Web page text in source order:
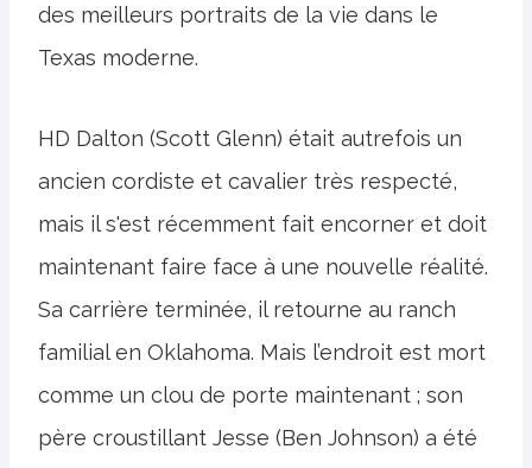
des meilleurs portraits de la vie dans le
Texas moderne.
HD Dalton (Scott Glenn) était autrefois un
ancien cordiste et cavalier très respecté,
mais il s'est récemment fait encorner et doit
maintenant faire face à une nouvelle réalité.
Sa carrière terminée, il retourne au ranch
familial en Oklahoma. Mais l’endroit est mort
comme un clou de porte maintenant ; son
père croustillant Jesse (Ben Johnson) a été